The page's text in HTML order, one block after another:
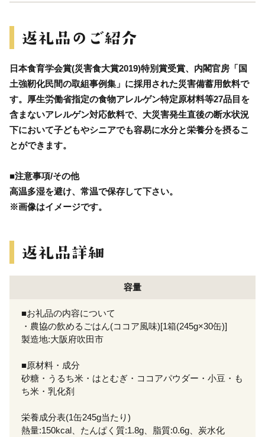
日本食育学会賞(災害食大賞2019)特別賞受賞、内閣官房「国
土強靭化民間の取組事例集」に採用された災害備蓄用飲料で
す。厚生労働省指定の食物アレルゲン特定原材料等27品目を
含まないアレルゲン対応飲料で、大災害発生直後の断水状況
下において子どもやシニアでも容易に水分と栄養分を摂るこ
とができます。
■注意事項/その他
高温多湿を避け、常温で保存して下さい。
※画像はイメージです。
容量
■お礼品の内容について
・農協の飲めるごはん(ココア風味)[1箱(245g×30缶)]
製造地:大阪府吹田市
■原材料・成分
砂糖・うるち米・はとむぎ・ココアパウダー・小豆・も
ち米・乳化剤
栄養成分表(1缶245g当たり)
熱量:150kcal、たんぱく質:1.8g、脂質:0.6g、炭水化